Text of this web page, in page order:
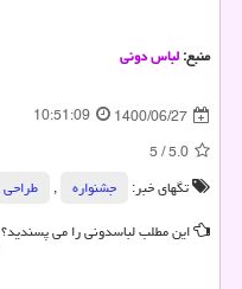
منبع:لباس دونی
1400/06/27
10:51:09
5.0
/
5
تگهای خبر:
جشنواره , طراحی
این مطلب لباسدونی را می پسندید؟